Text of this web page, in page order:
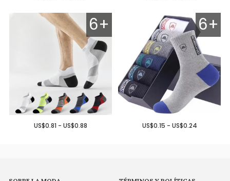
6+
US$0.81 - US$0.88
6+
US$0.15 - US$0.24